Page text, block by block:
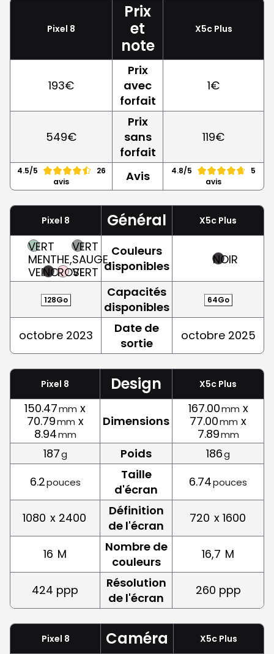
Pixel 8
Prix
et
note
X5c Plus
193€
Prix
avec
forfait
1€
549€
Prix
sans
forfait
119€
4.5/5
26
avis
Avis 4.8/5
5
avis
Pixel 8 Général X5c Plus
VERT
MENTHE,
VERTNOIRROSE
VERT
SAUGE,
VERT
Couleurs
disponibles
NOIR
128Go
Capacités
disponibles
64Go
octobre 2023
Date de
sortie
octobre 2025
Pixel 8 Design X5c Plus
150.47mm x
70.79mm x
8.94mm
Dimensions
167.00mm x
77.00mm x
7.89mm
187g Poids 186g
6.2pouces
Taille
d'écran
6.74pouces
1080 x 2400
Définition
de l'écran
720 x 1600
16 M
Nombre de
couleurs
16,7 M
424 ppp
Résolution
de l'écran
260 ppp
Pixel 8 Caméra X5c Plus